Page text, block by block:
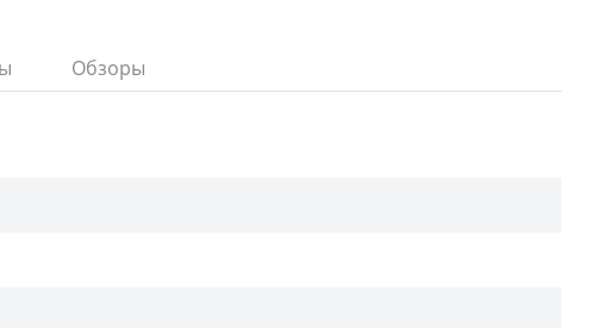
Обзоры